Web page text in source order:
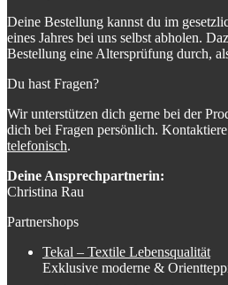
Deine Bestellung kannst du im
eines Jahres bei uns selbst abholen.
Bestellung eine Altersprüfung durch,
Du hast Fragen?
Wir unterstützen dich gerne bei der
dich bei Fragen persönlich.
telefonisch.
Deine Ansprechpartnerin:
Christina Rau
Partnershops
Tekal – Textile Lebensqualität
Exklusive moderne &